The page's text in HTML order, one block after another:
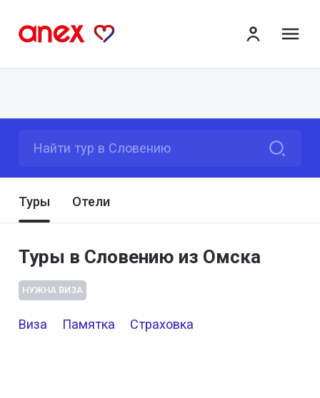
Найти тур в Словению
Туры Отели
Туры в Словению из Омска
НУЖНА ВИЗА
Виза Памятка Страховка